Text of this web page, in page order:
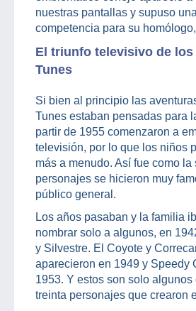
nuestras pantallas y supuso
competencia para su
El triunfo televisivo de los
Tunes
Si bien al principio las
Tunes estaban pensadas para
partir de 1955 comenzaron a
televisión, por lo que los niños
más a menudo. Así fue como la
personajes se hicieron muy
público general.
Los años pasaban y la familia
nombrar solo a algunos, en
y Silvestre. El Coyote y
aparecieron en 1949 y Speedy
1953. Y estos son solo algunos
treinta personajes que crearon